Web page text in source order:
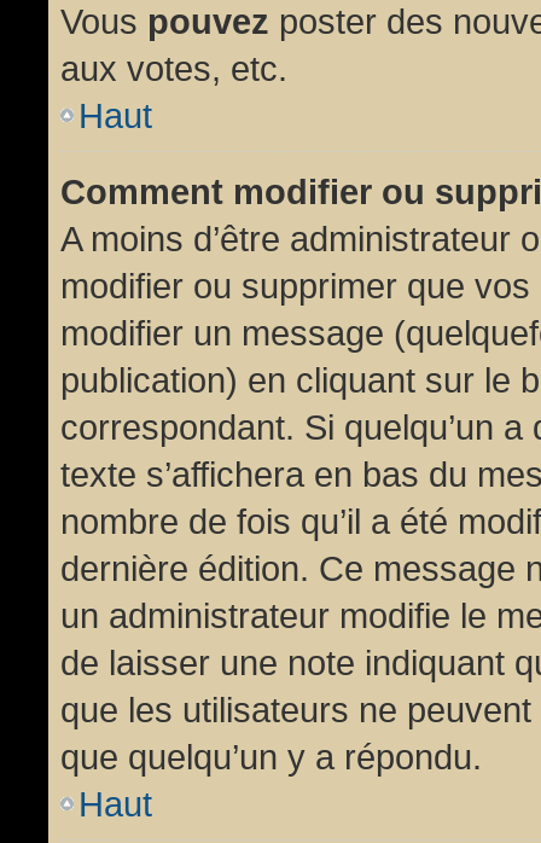
Vous pouvez poster des
aux votes, etc.
Haut
Comment modifier ou
A moins d’être administrateur
modifier ou supprimer que
modifier un message
publication) en cliquant sur le
correspondant. Si quelqu’un
texte s’affichera en bas du
nombre de fois qu’il a été
dernière édition. Ce message
un administrateur modifie le
de laisser une note indiquant
que les utilisateurs ne
que quelqu’un y a répondu.
Haut